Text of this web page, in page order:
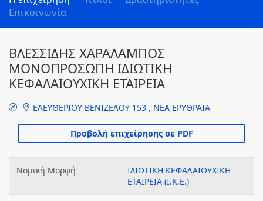
Επικοινωνία
ΒΛΕΣΣΙΔΗΣ ΧΑΡΑΛΑΜΠΟΣ
ΜΟΝΟΠΡΟΣΩΠΗ ΙΔΙΩΤΙΚΗ
ΚΕΦΑΛΑΙΟΥΧΙΚΗ ΕΤΑΙΡΕΙΑ
ΕΛΕΥΘΕΡΙΟΥ ΒΕΝΙΖΕΛΟΥ 153 , ΝΕΑ ΕΡΥΘΡΑΙΑ
Νομική Μορφή
ΙΔΙΩΤΙΚΗ ΚΕΦΑΛΑΙΟΥΧΙΚΗ
ΕΤΑΙΡΕΙΑ (Ι.Κ.Ε.)